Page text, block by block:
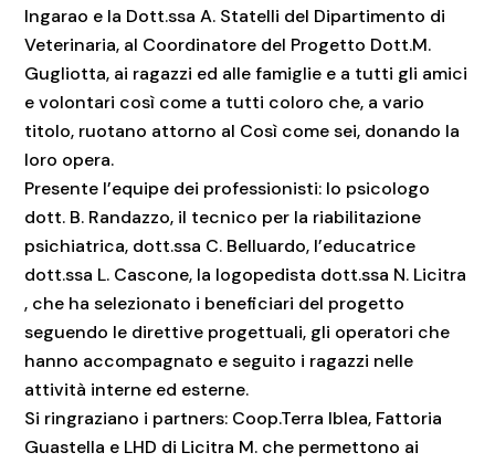
Ingarao e la Dott.ssa A. Statelli del Dipartimento di
Veterinaria, al Coordinatore del Progetto Dott.M.
Gugliotta, ai ragazzi ed alle famiglie e a tutti gli amici
e volontari così come a tutti coloro che, a vario
titolo, ruotano attorno al Così come sei, donando la
loro opera.
Presente l’equipe dei professionisti: lo psicologo
dott. B. Randazzo, il tecnico per la riabilitazione
psichiatrica, dott.ssa C. Belluardo, l’educatrice
dott.ssa L. Cascone, la logopedista dott.ssa N. Licitra
, che ha selezionato i beneficiari del progetto
seguendo le direttive progettuali, gli operatori che
hanno accompagnato e seguito i ragazzi nelle
attività interne ed esterne.
Si ringraziano i partners: Coop.Terra Iblea, Fattoria
Guastella e LHD di Licitra M. che permettono ai